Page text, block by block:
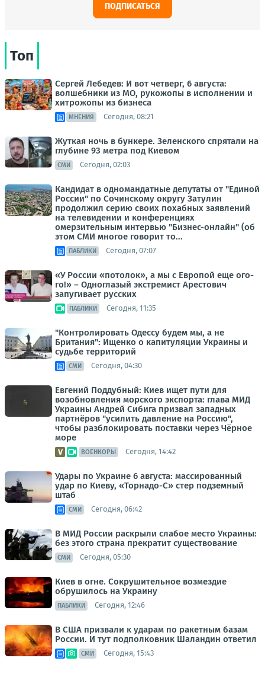
ПОДПИСАТЬСЯ
Топ
Сергей Лебедев: И вот четверг, 6 августа:
волшебники из МО, рукожопы в исполнении и
хитрожопы из бизнеса
МНЕНИЯ Сегодня, 08:21
Жуткая ночь в бункере. Зеленского спрятали на
глубине 93 метра под Киевом
СМИ Сегодня, 02:03
Кандидат в одномандатные депутаты от "Единой
России" по Сочинскому округу Затулин
продолжил серию своих похабных заявлений
на телевидении и конференциях
омерзительным интервью "Бизнес-онлайн" (об
этом СМИ многое говорит то...
ПАБЛИКИ Сегодня, 07:07
«У России «потолок», а мы с Европой еще ого-
го!» – Одноглазый экстремист Арестович
запугивает русских
ПАБЛИКИ Сегодня, 11:35
"Контролировать Одессу будем мы, а не
Британия": Ищенко о капитуляции Украины и
судьбе территорий
СМИ Сегодня, 04:30
Евгений Поддубный: Киев ищет пути для
возобновления морского экспорта: глава МИД
Украины Андрей Сибига призвал западных
партнёров "усилить давление на Россию",
чтобы разблокировать поставки через Чёрное
море
ВОЕНКОРЫ Сегодня, 14:42
Удары по Украине 6 августа: массированный
удар по Киеву, «Торнадо-С» стер подземный
штаб
СМИ Сегодня, 06:42
В МИД России раскрыли слабое место Украины:
без этого страна прекратит существование
СМИ Сегодня, 05:30
Киев в огне. Сокрушительное возмездие
обрушилось на Украину
ПАБЛИКИ Сегодня, 12:46
В США призвали к ударам по ракетным базам
России. И тут подполковник Шаландин ответил
СМИ Сегодня, 15:43